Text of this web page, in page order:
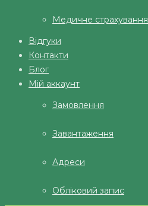
Медичне страхування
Відгуки
Контакти
Блог
Мій аккаунт
Замовлення
Завантаження
Адреси
Обліковий запис